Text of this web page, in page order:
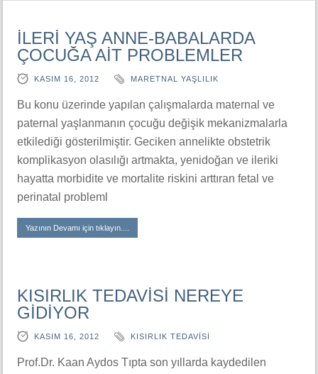
İLERİ YAŞ ANNE-BABALARDA
ÇOCUĞA AİT PROBLEMLER
KASIM 16, 2012 MARETNAL YAŞLILIK
Bu konu üzerinde yapılan çalışmalarda maternal ve
paternal yaşlanmanın çocuğu değişik mekanizmalarla
etkilediği gösterilmiştir. Geciken annelikte obstetrik
komplikasyon olasılığı artmakta, yenidoğan ve ileriki
hayatta morbidite ve mortalite riskini arttıran fetal ve
perinatal probleml
Yazının Devamı için tıklayın....
KISIRLIK TEDAVİSİ NEREYE
GİDİYOR
KASIM 16, 2012 KISIRLIK TEDAVISI
Prof.Dr. Kaan Aydos Tıpta son yıllarda kaydedilen